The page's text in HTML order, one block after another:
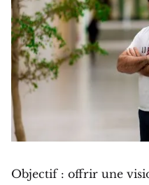
Objectif : offrir une